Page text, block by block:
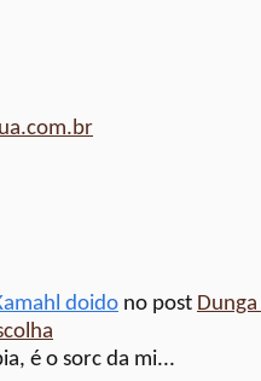
doido no post
é o sorc da mi...